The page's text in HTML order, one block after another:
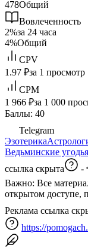
478Общий
Вовлеченность
2%за 24 часа
4%Общий
CPV
1.97 ₽за 1 просмотр
CPM
1 966 ₽за 1 000
Баллы: 40
Telegram
Эзотерика
Ведьминские угодья
ссылка скрыта
-
Важно: Все
открытом доступе,
Реклама ссылка
https://